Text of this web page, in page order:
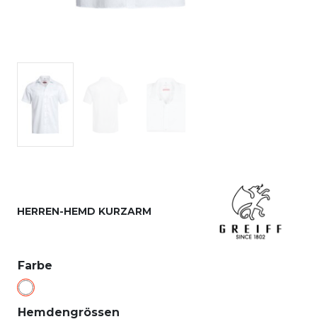
HERREN-HEMD KURZARM
Farbe
Hemdengrössen